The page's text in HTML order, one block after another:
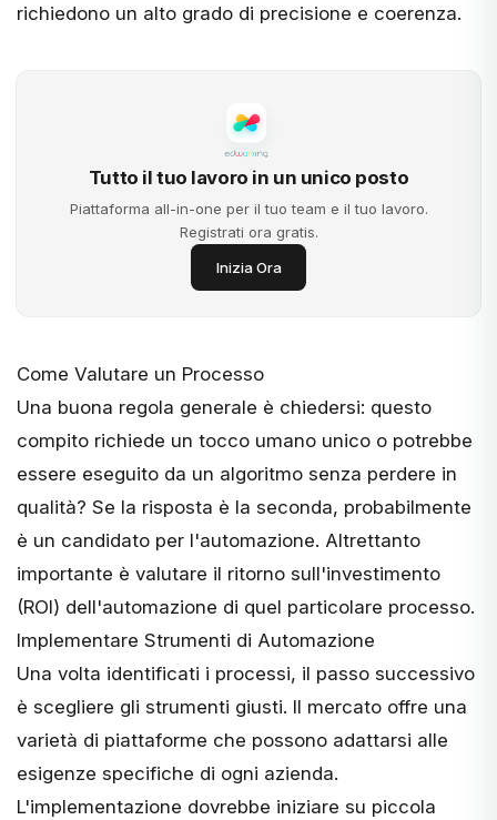
richiedono un alto grado di precisione e coerenza.
Tutto il tuo lavoro in un unico posto
Piattaforma all-in-one per il tuo team e il tuo lavoro.
Registrati ora gratis.
Inizia Ora
Come Valutare un Processo
Una buona regola generale è chiedersi: questo
compito richiede un tocco umano unico o potrebbe
essere eseguito da un algoritmo senza perdere in
qualità? Se la risposta è la seconda, probabilmente
è un candidato per l'automazione. Altrettanto
importante è valutare il ritorno sull'investimento
(ROI) dell'automazione di quel particolare processo.
Implementare Strumenti di Automazione
Una volta identificati i processi, il passo successivo
è scegliere gli strumenti giusti. Il mercato offre una
varietà di piattaforme che possono adattarsi alle
esigenze specifiche di ogni azienda.
L'implementazione dovrebbe iniziare su piccola